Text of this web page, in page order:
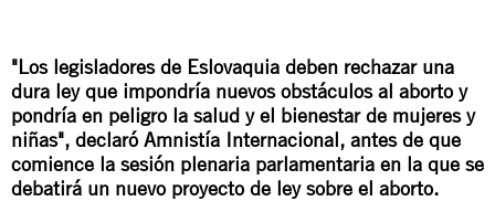
"Los legisladores de Eslovaquia deben rechazar una
dura ley que impondría nuevos obstáculos al aborto y
pondría en peligro la salud y el bienestar de mujeres y
niñas", declaró Amnistía Internacional, antes de que
comience la sesión plenaria parlamentaria en la que se
debatirá un nuevo proyecto de ley sobre el aborto.